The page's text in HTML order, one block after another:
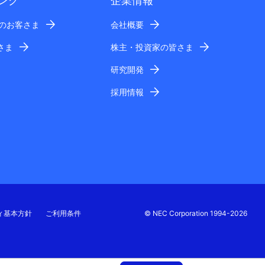
お客さま
ま
会社概要
株主・投資家の皆さま
研究開発
採用情報
基本方針 ご利用条件 © NEC Corporation 1994-2026